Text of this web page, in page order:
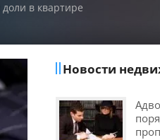
в квартире
Новости